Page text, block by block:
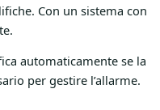
Con un sistema con
automaticamente se la
per gestire l’allarme.